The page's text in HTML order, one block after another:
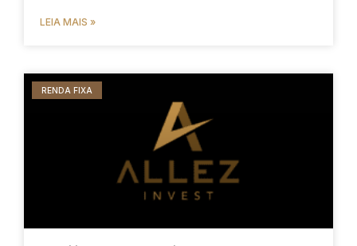
LEIA MAIS »
RENDA FIXA